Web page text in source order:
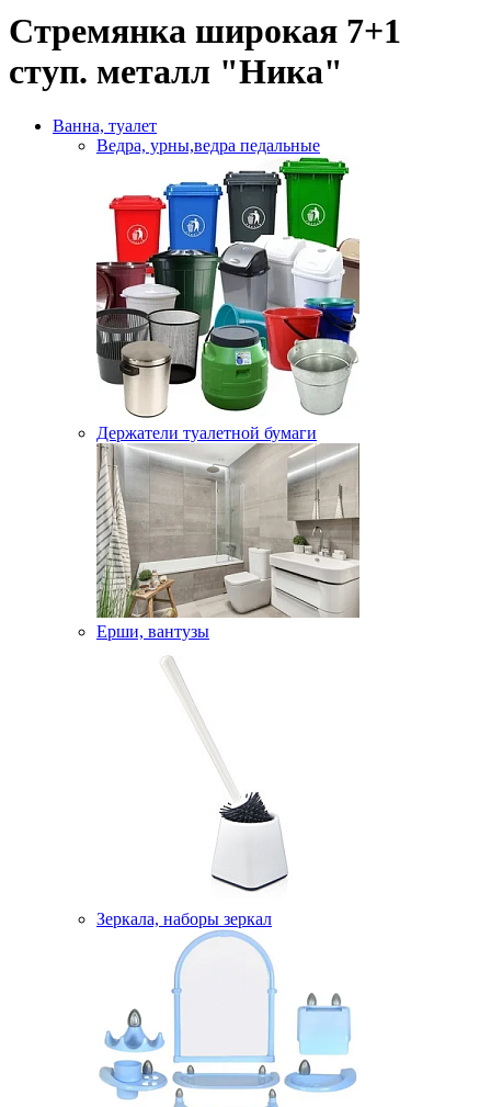
Стремянка широкая 7+1
ступ. металл "Ника"
Ванна, туалет
Ведра, урны,ведра педальные
Держатели туалетной бумаги
Ерши, вантузы
Зеркала, наборы зеркал